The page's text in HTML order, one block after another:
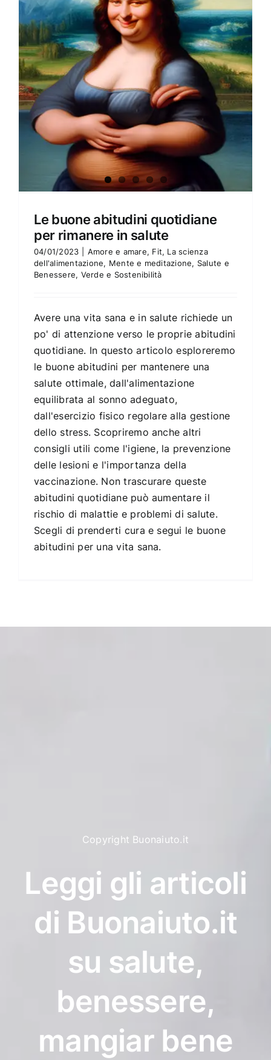
Amore e amare
Cucinare in modo sano
Verde e Sostenibilità
Articoli
Ciao sono Virginia
Contattami
Le buone abitudini quotidiane
per rimanere in salute
04/01/2023 Amore e amare, Fit, La scienza
dell'alimentazione, Mente e meditazione, Salute e
Benessere, Verde e Sostenibilità
Avere una vita sana e in salute richiede un
po' di attenzione verso le proprie abitudini
quotidiane. In questo articolo esploreremo
le buone abitudini per mantenere una
salute ottimale, dall'alimentazione
equilibrata al sonno adeguato,
dall'esercizio fisico regolare alla gestione
dello stress. Scopriremo anche altri
consigli utili come l'igiene, la prevenzione
delle lesioni e l'importanza della
vaccinazione. Non trascurare queste
abitudini quotidiane può aumentare il
rischio di malattie e problemi di salute.
Scegli di prenderti cura e segui le buone
abitudini per una vita sana.
Copyright Buonaiuto.it
Leggi gli articoli
di Buonaiuto.it
su salute,
benessere,
mangiar bene